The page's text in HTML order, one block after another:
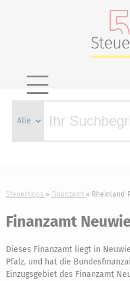
Steuertipps Finanzamt Rheinland-
Finanzamt
Dieses Finanzamt liegt in
Pfalz, und hat die
Einzugsgebiet des Finanzamt